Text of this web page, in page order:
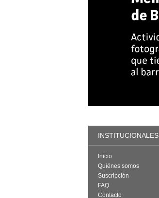
INSTITUCIONALES
Inicio
Quiénes somos
Suscripción
FAQ
Contacto